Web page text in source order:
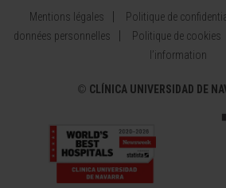
Mentions légales Politique de
données personnelles
Politique de cookies
l’information
© CLÍNICA UNIVERSIDAD DE